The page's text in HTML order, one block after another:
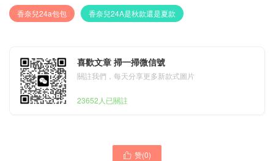
香奈兒24a包包 香奈兒24A是秋款還是夏款
喜歡文章 掃一掃微信號
關註我們，每天分享更多新款式圖片
23652人已關註
 赞(0)